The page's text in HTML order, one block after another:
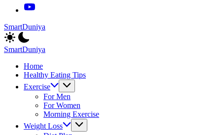
https://youtube.com/
SmartDuniya
Be
Smart
&
Happy
Life
with
health
SmartDuniya
Smart
Happy
fitness
Home
Healthy Eating Tips
Exercise
For Men
For Women
Morning Exercise
Weight Loss